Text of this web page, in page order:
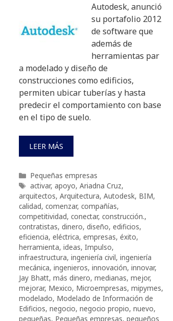
Autodesk, anunció
su portafolio 2012
de software que
además de
herramientas par
a modelado y diseño de
construcciones como edificios,
permiten ubicar tuberías y hasta
predecir el comportamiento con base
en el tipo de suelo.
LEER MÁS
Categorías
Pequeñas empresas
Etiquetas
activar, apoyo, Ariadna Cruz,
arquitectos, Arquitectura, Autodesk, BIM,
calidad, comenzar, compañías,
competitividad, conectar, construcción.,
contratistas, dinero, diseño, edificios,
eficiencia, eléctrica, empresas, éxito,
herramienta, ideas, Impulso,
infraestructura, ingeniería civil, ingeniería
mecánica, ingenieros, innovación, innovar,
Jay Bhatt, más dinero, medianas, mejor,
mejorar, Mexico, Microempresas, mipymes,
modelado, Modelado de Información de
Edificios, negocio, negocio propio, nuevo,
pequeñas, Pequeñas empresas, pequeños